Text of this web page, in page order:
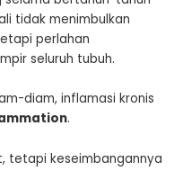
tidak menimbulkan
perlahan
seluruh tubuh.
diam, inflamasi kronis
.
tetapi keseimbangannya